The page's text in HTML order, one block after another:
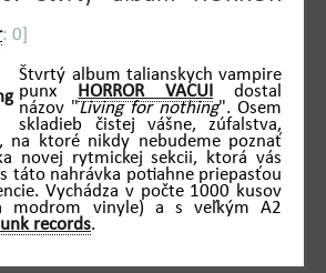
: 0]
Štvrtý album talianskych vampire
punx HORROR VACUI dostal
názov "Living for nothing". Osem
skladieb čistej vášne, zúfalstva,
na ktoré nikdy nebudeme poznať
novej rytmickej sekcii, ktorá vás
táto nahrávka potiahne priepasťou
Vychádza v počte 1000 kusov
modrom vinyle) a s veľkým A2
records.